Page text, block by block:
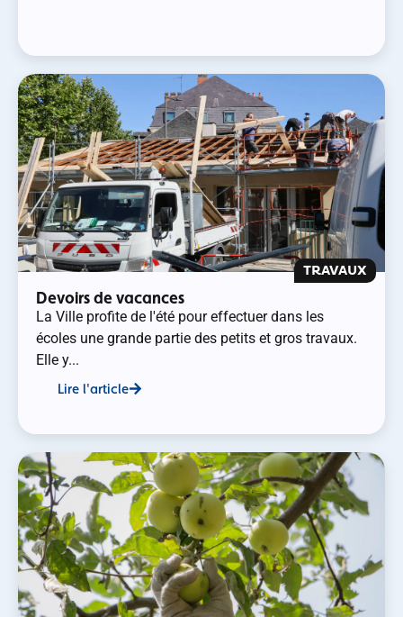
TRAVAUX
Devoirs de vacances
La Ville profite de l'été pour effectuer dans les
écoles une grande partie des petits et gros travaux.
Elle y...
Lire l'article